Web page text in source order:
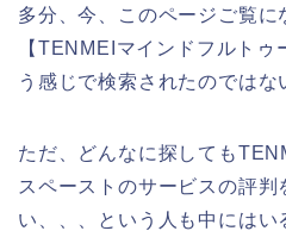
多分、今、このページご覧に
【TENMEIマインドフルト
う感じで検索されたのではな
ただ、どんなに探しても
スペーストのサービスの評
い、、、という人も中にはい